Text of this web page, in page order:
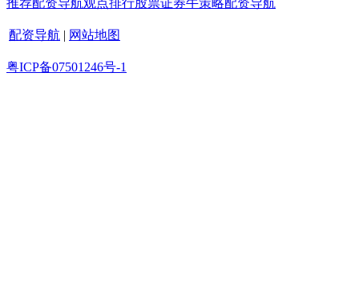
推荐配资导航 观点排行股票证券牛策略配资导航
配资导航 | 网站地图
粤ICP备07501246号-1